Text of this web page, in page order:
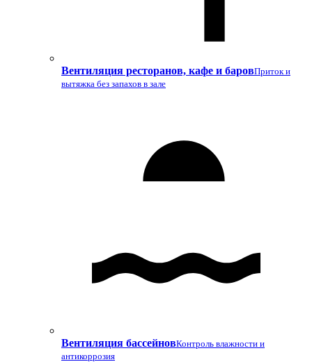
Вентиляция ресторанов, кафе и баровПриток и
вытяжка без запахов в зале
Вентиляция бассейновКонтроль влажности и
антикоррозия